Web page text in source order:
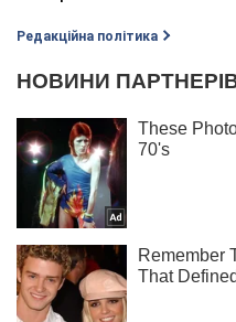
Редакційна політика